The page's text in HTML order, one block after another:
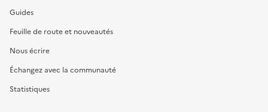
Guides
Feuille de route et nouveautés
Nous écrire
Échangez avec la communauté
Statistiques